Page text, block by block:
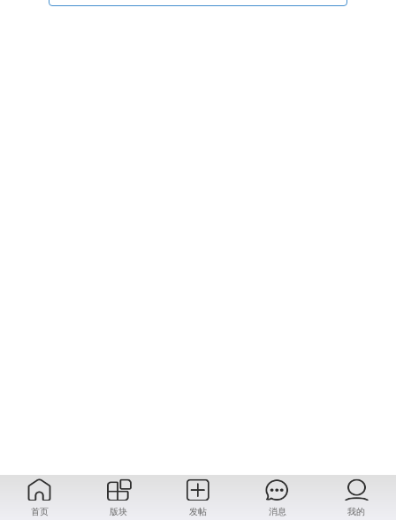
首页 版块 发帖 消息 我的